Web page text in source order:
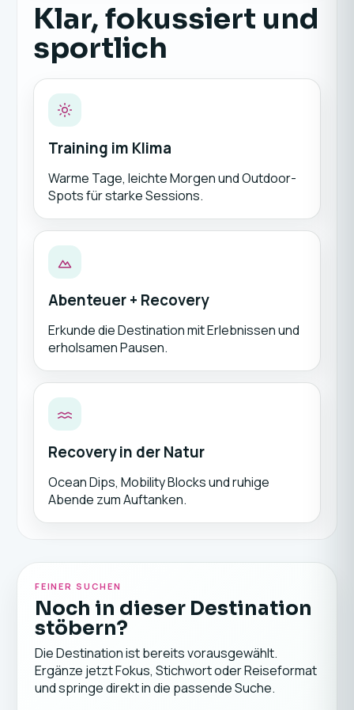
Klar, fokussiert und
sportlich
Training im Klima
Warme Tage, leichte Morgen und Outdoor-
Spots für starke Sessions.
Abenteuer + Recovery
Erkunde die Destination mit Erlebnissen und
erholsamen Pausen.
Recovery in der Natur
Ocean Dips, Mobility Blocks und ruhige
Abende zum Auftanken.
FEINER SUCHEN
Noch in dieser Destination
stöbern?
Die Destination ist bereits vorausgewählt.
Ergänze jetzt Fokus, Stichwort oder Reiseformat
und springe direkt in die passende Suche.